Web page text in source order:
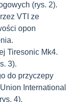
(rys. 2).
VTI ze
opon
Tiresonic Mk4.
3).
do przyczepy
International
4).